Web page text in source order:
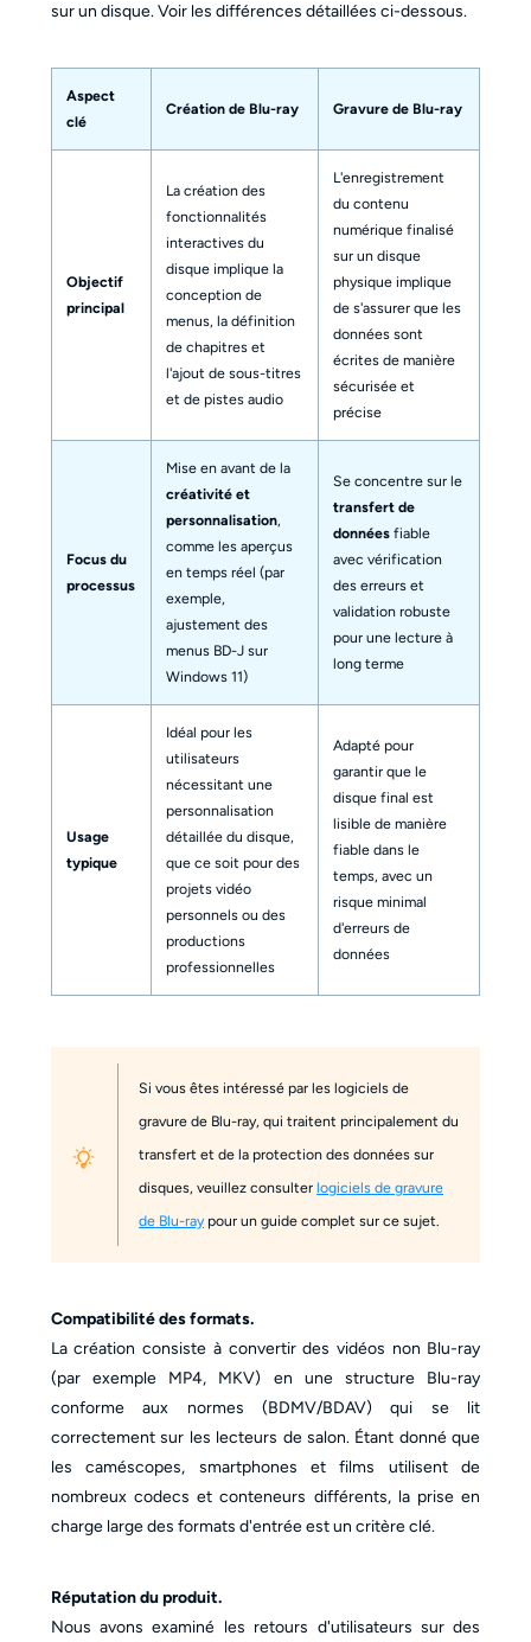
sur un disque. Voir les différences détaillées ci-dessous.
Aspect
clé
Création de Blu-ray Gravure de Blu-ray
Objectif
principal
La création des
fonctionnalités
interactives du
disque implique la
conception de
menus, la définition
de chapitres et
l'ajout de sous-titres
et de pistes audio
L'enregistrement
du contenu
numérique finalisé
sur un disque
physique implique
de s'assurer que les
données sont
écrites de manière
sécurisée et
précise
Focus du
processus
Mise en avant de la
créativité et
personnalisation,
comme les aperçus
en temps réel (par
exemple,
ajustement des
menus BD-J sur
Windows 11)
Se concentre sur le
transfert de
donnéesfiable
avec vérification
des erreurs et
validation robuste
pour une lecture à
long terme
Usage
typique
Idéal pour les
utilisateurs
nécessitant une
personnalisation
détaillée du disque,
que ce soit pour des
projets vidéo
personnels ou des
productions
professionnelles
Adapté pour
garantir que le
disque final est
lisible de manière
fiable dans le
temps, avec un
risque minimal
d'erreurs de
données
Si vous êtes intéressé par les logiciels de
gravure de Blu-ray, qui traitent principalement du
transfert et de la protection des données sur
disques, veuillez consulterlogiciels de gravure
de Blu-raypour un guide complet sur ce sujet.
Compatibilité des formats.
La création consiste à convertir des vidéos non Blu-ray
(par exemple MP4, MKV) en une structure Blu-ray
conforme aux normes (BDMV/BDAV) qui se lit
correctement sur les lecteurs de salon. Étant donné que
les caméscopes, smartphones et films utilisent de
nombreux codecs et conteneurs différents, la prise en
charge large des formats d'entrée est un critère clé.
Réputation du produit.
Nous avons examiné les retours d'utilisateurs sur des